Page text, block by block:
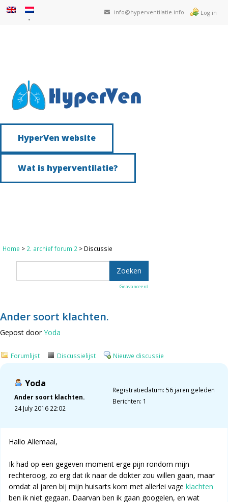
info@hyperventilatie.info Log in
HyperVen website
Wat is hyperventilatie?
Home > 2. archief forum 2 > Discussie
Geavanceerd
Ander soort klachten.
Gepost doorYoda
Forumlijst Discussielijst Nieuwe discussie
Yoda
Ander soort klachten.
24 July 2016 22:02
Registratiedatum: 56 jaren geleden
Berichten: 1
Hallo Allemaal,
Ik had op een gegeven moment erge pijn rondom mijn
rechteroog, zo erg dat ik naar de dokter zou willen gaan, maar
omdat al jaren bij mijn huisarts kom met allerlei vage klachten
ben ik niet gegaan. Daarvan ben ik gaan googelen, en wat